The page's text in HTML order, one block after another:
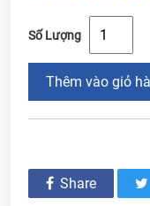
Số Lượng
Thêm vào giỏ
Share